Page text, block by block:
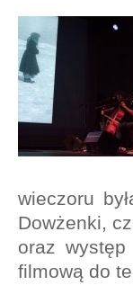
wieczoru
Dowżenki,
oraz
filmową do